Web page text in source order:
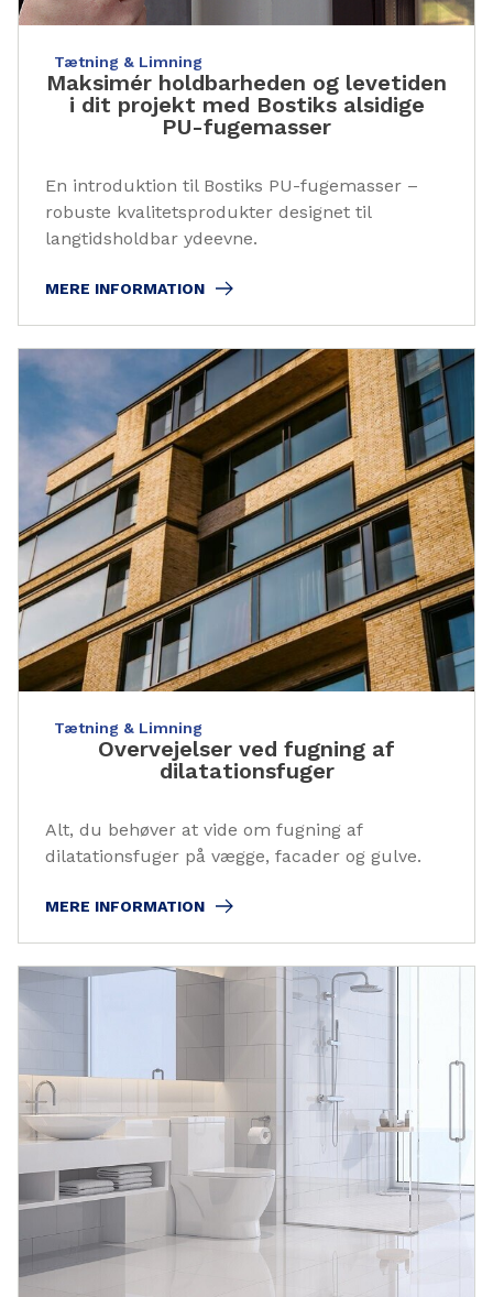
Tætning & Limning
Maksimér holdbarheden og levetiden
i dit projekt med Bostiks alsidige
PU-fugemasser
En introduktion til Bostiks PU-fugemasser –
robuste kvalitetsprodukter designet til
langtidsholdbar ydeevne.
MERE INFORMATION
Tætning & Limning
Overvejelser ved fugning af
dilatationsfuger
Alt, du behøver at vide om fugning af
dilatationsfuger på vægge, facader og gulve.
MERE INFORMATION